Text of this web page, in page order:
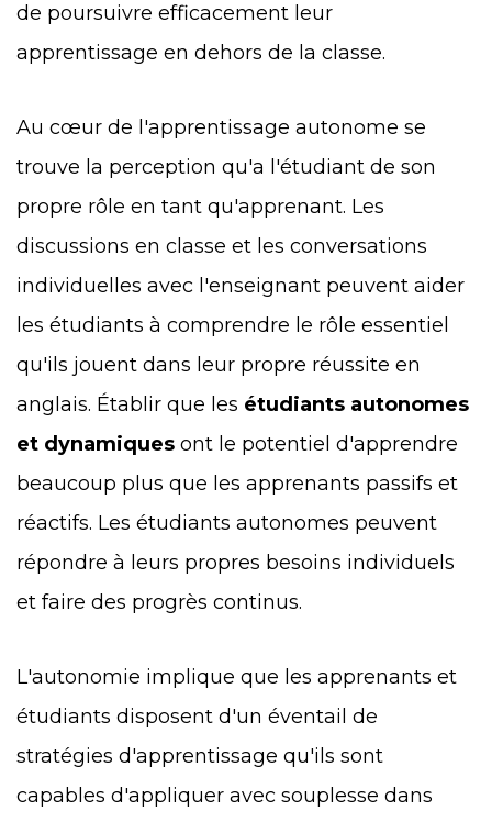
de poursuivre efficacement leur
apprentissage en dehors de la classe.
Au cœur de l'apprentissage autonome se
trouve la perception qu'a l'étudiant de son
propre rôle en tant qu'apprenant. Les
discussions en classe et les conversations
individuelles avec l'enseignant peuvent aider
les étudiants à comprendre le rôle essentiel
qu'ils jouent dans leur propre réussite en
anglais. Établir que les étudiants autonomes
et dynamiques ont le potentiel d'apprendre
beaucoup plus que les apprenants passifs et
réactifs. Les étudiants autonomes peuvent
répondre à leurs propres besoins individuels
et faire des progrès continus.
L'autonomie implique que les apprenants et
étudiants disposent d'un éventail de
stratégies d'apprentissage qu'ils sont
capables d'appliquer avec souplesse dans